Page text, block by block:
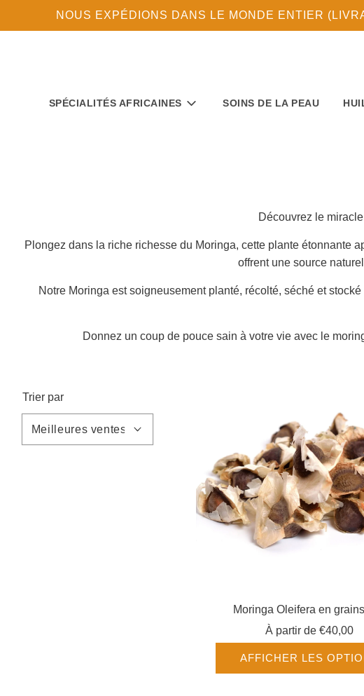
NOUS EXPÉDIONS DANS LE MONDE ENTIER
SPÉCIALITÉS AFRICAINES SOINS DE LA PEAU
Découvrez le
Plongez dans la riche richesse du Moringa, cette plante étonnante
offrent une source
Notre Moringa est soigneusement planté, récolté, séché et
Donnez un coup de pouce sain à votre vie avec le
Trier par
Moringa Oleifera en
À partir de€40,00
AFFICHER LES